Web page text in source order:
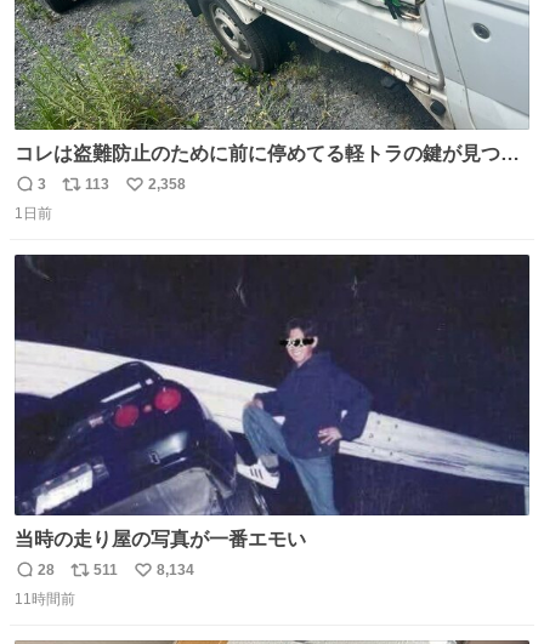
コレは盗難防止のために前に停めてる軽トラの鍵が見つか
らなくて 持ち主すら動かすことができない鉄壁のスープラ
返
信
3
リ
113
い
2,358
1日前
当時の走り屋の写真が一番エモい
返
信
28
リ
ポ
511
い
8,134
11時間前